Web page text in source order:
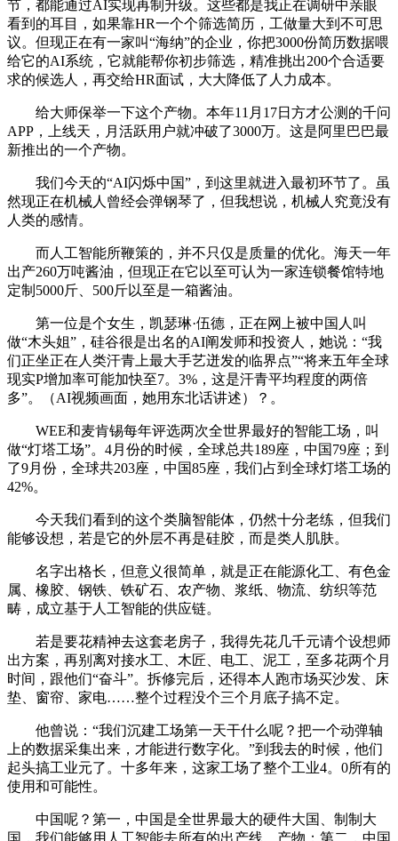
节，都能通过AI实现再制升级。这些都是我正在调研中亲眼
看到的耳目，如果靠HR一个个筛选简历，工做量大到不可思
议。但现正在有一家叫“海纳”的企业，你把3000份简历数据喂
给它的AI系统，它就能帮你初步筛选，精准挑出200个合适要
求的候选人，再交给HR面试，大大降低了人力成本。
给大师保举一下这个产物。本年11月17日方才公测的千问
APP，上线天，月活跃用户就冲破了3000万。这是阿里巴巴最
新推出的一个产物。
我们今天的“AI闪烁中国”，到这里就进入最初环节了。虽
然现正在机械人曾经会弹钢琴了，但我想说，机械人究竟没有
人类的感情。
而人工智能所鞭策的，并不只仅是质量的优化。海天一年
出产260万吨酱油，但现正在它以至可认为一家连锁餐馆特地
定制5000斤、500斤以至是一箱酱油。
第一位是个女生，凯瑟琳·伍德，正在网上被中国人叫
做“木头姐”，硅谷很是出名的AI阐发师和投资人，她说：“我
们正坐正在人类汗青上最大手艺迸发的临界点”“将来五年全球
现实P增加率可能加快至7。3%，这是汗青平均程度的两倍
多”。（AI视频画面，她用东北话讲述）？。
WEE和麦肯锡每年评选两次全世界最好的智能工场，叫
做“灯塔工场”。4月份的时候，全球总共189座，中国79座；到
了9月份，全球共203座，中国85座，我们占到全球灯塔工场的
42%。
今天我们看到的这个类脑智能体，仍然十分老练，但我们
能够设想，若是它的外层不再是硅胶，而是类人肌肤。
名字出格长，但意义很简单，就是正在能源化工、有色金
属、橡胶、钢铁、铁矿石、农产物、浆纸、物流、纺织等范
畴，成立基于人工智能的供应链。
若是要花精神去这套老房子，我得先花几千元请个设想师
出方案，再别离对接水工、木匠、电工、泥工，至多花两个月
时间，跟他们“奋斗”。拆修完后，还得本人跑市场买沙发、床
垫、窗帘、家电……整个过程没个三个月底子搞不定。
他曾说：“我们沉建工场第一天干什么呢？把一个动弹轴
上的数据采集出来，才能进行数字化。”到我去的时候，他们
起头搞工业元了。十多年来，这家工场了整个工业4。0所有的
使用和可能性。
中国呢？第一，中国是全世界最大的硬件大国、制制大
国，我们能够用人工智能去所有的出产线、产物；第二，中国